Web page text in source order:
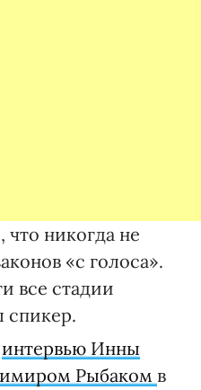
никогда не
«с голоса».
все стадии
спикер.
интервью Инны
Рыбаком в